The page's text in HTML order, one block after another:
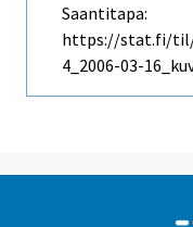
Saantitapa:
https://stat.fi/til/
4_2006-03-